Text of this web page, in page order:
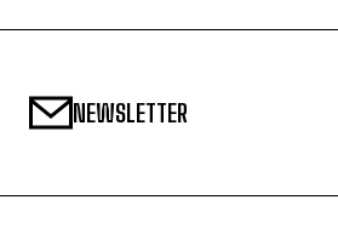
NEWSLETTER